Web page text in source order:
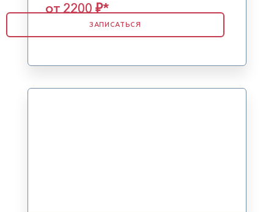
от 2200 ₽*
ЗАПИСАТЬСЯ